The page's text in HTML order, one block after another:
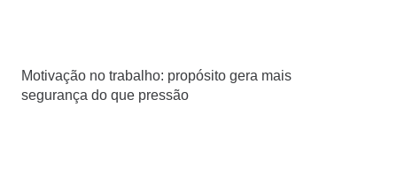
Motivação no trabalho: propósito gera mais
segurança do que pressão